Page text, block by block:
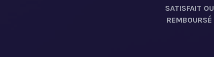
SATISFAIT OU
REMBOURSÉ